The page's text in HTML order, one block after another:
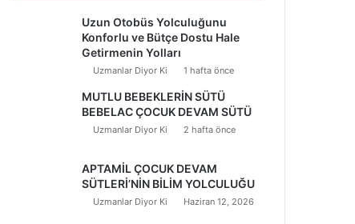
Uzun Otobüs Yolculuğunu
Konforlu ve Bütçe Dostu Hale
Getirmenin Yolları
Uzmanlar Diyor Ki 1 hafta önce
MUTLU BEBEKLERİN SÜTÜ
BEBELAC ÇOCUK DEVAM SÜTÜ
Uzmanlar Diyor Ki 2 hafta önce
APTAMİL ÇOCUK DEVAM
SÜTLERİ’NİN BİLİM YOLCULUĞU
Uzmanlar Diyor Ki Haziran 12, 2026